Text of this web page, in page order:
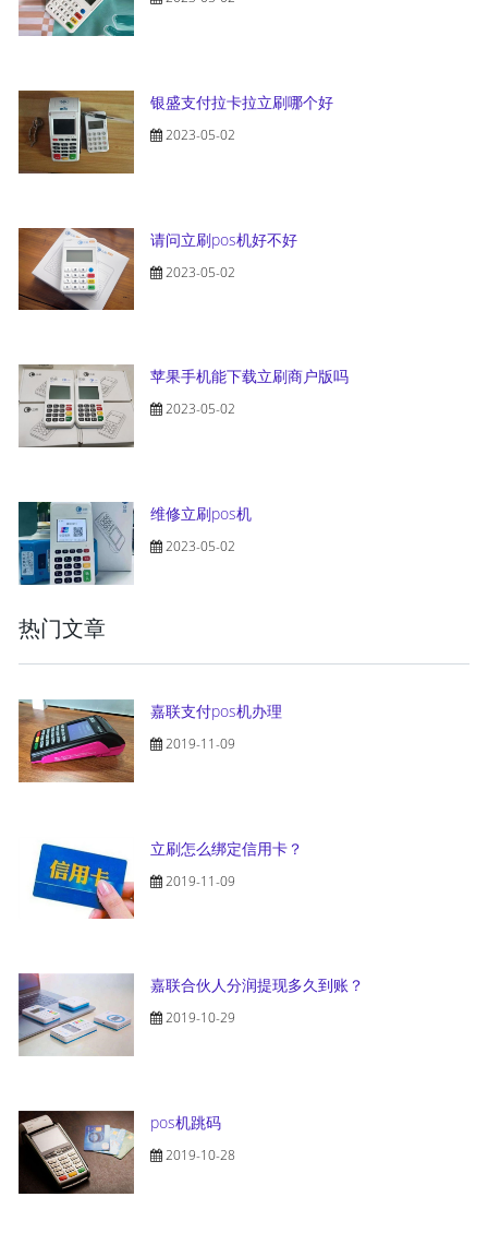
银盛支付拉卡拉立刷哪个好
2023-05-02
请问立刷pos机好不好
2023-05-02
苹果手机能下载立刷商户版吗
2023-05-02
维修立刷pos机
2023-05-02
热门文章
嘉联支付pos机办理
2019-11-09
立刷怎么绑定信用卡？
2019-11-09
嘉联合伙人分润提现多久到账？
2019-10-29
pos机跳码
2019-10-28